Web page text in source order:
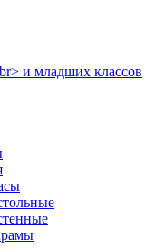
и младших классов